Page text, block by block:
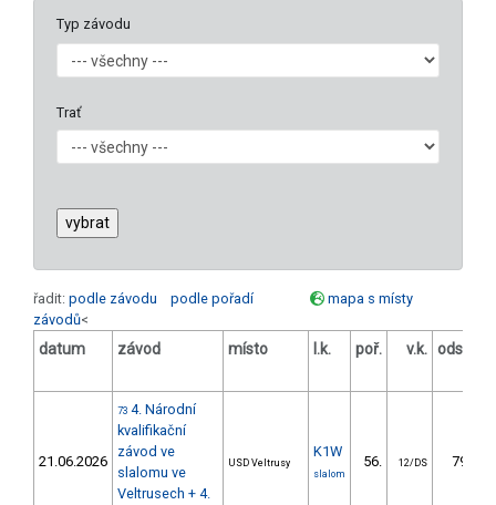
Typ závodu
Trať
řadit: podle závodu podle pořadí
mapa s místy
závodů<
datum závod místo l.k. poř. v.k. odstup
21.06.2026
73 4. Národní
kvalifikační
závod ve
slalomu ve
Veltrusech + 4.
USD Veltrusy
K1W
slalom
56. 12/DS 79.92